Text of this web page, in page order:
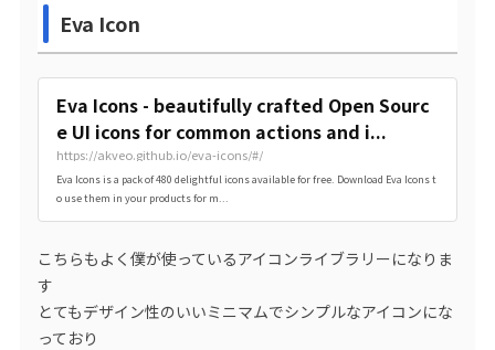
Eva Icon
Eva Icons - beautifully crafted Open Sourc
e UI icons for common actions and i...
https://akveo.github.io/eva-icons/#/
Eva Icons is a pack of 480 delightful icons available for free. Download Eva Icons t
o use them in your products for m...
こちらもよく僕が使っているアイコンライブラリーになりま
す
とてもデザイン性のいいミニマムでシンプルなアイコンにな
っており